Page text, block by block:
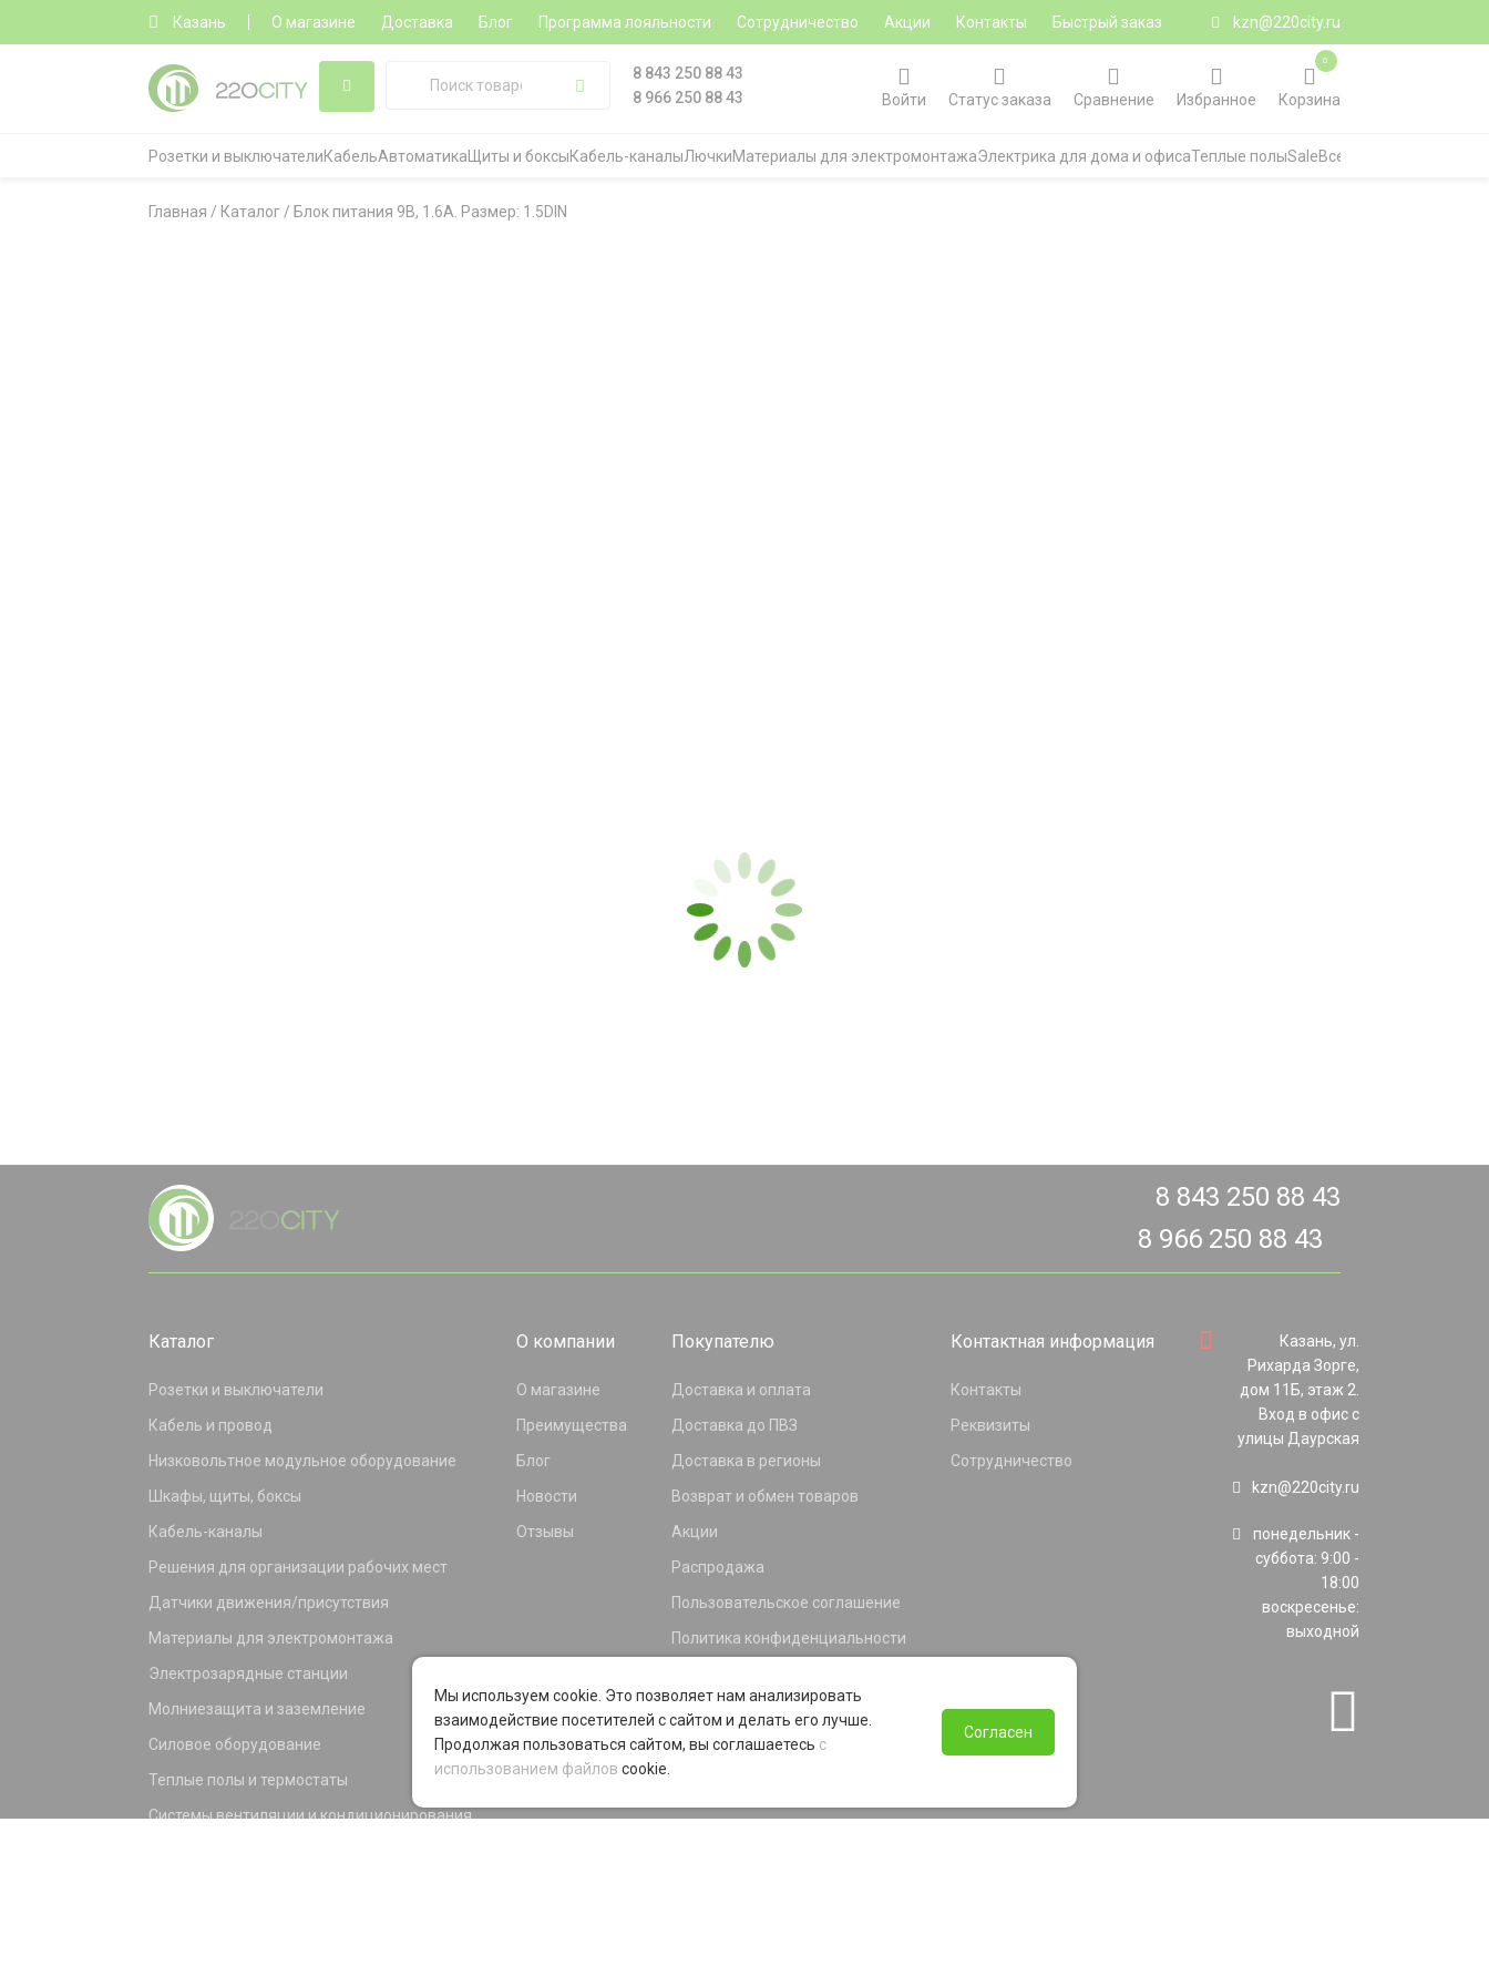
Казань О магазине Доставка Блог Программа лояльности Сотрудничество Акции Контакты Быстрый заказ kzn@220city.ru
8 843 250 88 43
8 966 250 88 43
Войти Статус заказа Сравнение Избранное Корзина
0
Розетки и выключателиКабельАвтоматика Щиты и боксыКабель-каналыЛючкиМатериалы для электромонтажаЭлектрика для дома и офисаТеплые полыSaleВсе категории
Главная / Каталог / Блок питания 9В, 1.6А. Размер: 1.5DIN
8 843 250 88 43
8 966 250 88 43
Каталог
Розетки и выключатели
Кабель и провод
Низковольтное модульное оборудование
Шкафы, щиты, боксы
Кабель-каналы
Решения для организации рабочих мест
Датчики движения/присутствия
Материалы для электромонтажа
Электрозарядные станции
Молниезащита и заземление
Силовое оборудование
Теплые полы и термостаты
Системы вентиляции и кондиционирования
О компании
О магазине
Преимущества
Блог
Новости
Отзывы
Покупателю
Доставка и оплата
Доставка до ПВЗ
Доставка в регионы
Возврат и обмен товаров
Акции
Распродажа
Пользовательское соглашение
Политика конфиденциальности
Программа лояльности
Контактная информация
Контакты
Реквизиты
Сотрудничество
Казань, ул.
Рихарда Зорге,
дом 11Б, этаж 2.
Вход в офис с
улицы Даурская
kzn@220city.ru
понедельник -
суббота: 9:00 -
18:00
воскресенье:
выходной
Мы используем cookie. Это позволяет нам анализировать
взаимодействие посетителей с сайтом и делать его лучше.
Продолжая пользоваться сайтом, вы соглашаетесь с
использованием файлов cookie.
Согласен